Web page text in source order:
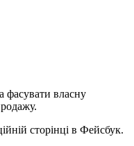
фасувати власну
сторінці в Фейсбук.